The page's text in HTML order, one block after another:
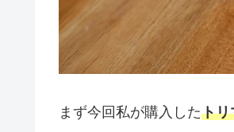
まず今回私が購入したトリ